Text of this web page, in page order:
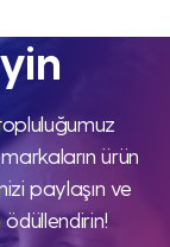
ürün
paylaşın ve
ödüllendirin!